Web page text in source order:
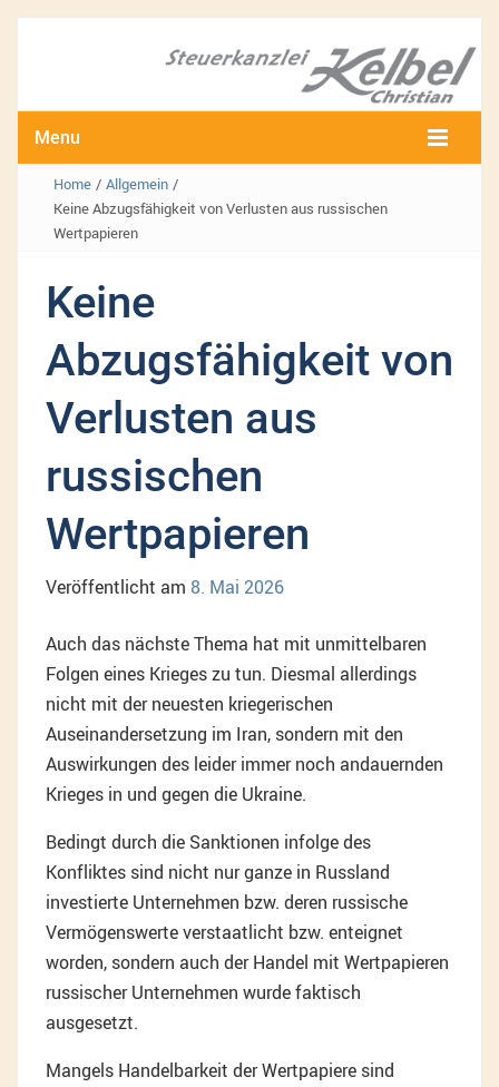
Menu
Home / Allgemein /
Keine Abzugsfähigkeit von Verlusten aus russischen
Wertpapieren
Keine
Abzugsfähigkeit von
Verlusten aus
russischen
Wertpapieren
Veröffentlicht am 8. Mai 2026
Auch das nächste Thema hat mit unmittelbaren
Folgen eines Krieges zu tun. Diesmal allerdings
nicht mit der neuesten kriegerischen
Auseinandersetzung im Iran, sondern mit den
Auswirkungen des leider immer noch andauernden
Krieges in und gegen die Ukraine.
Bedingt durch die Sanktionen infolge des
Konfliktes sind nicht nur ganze in Russland
investierte Unternehmen bzw. deren russische
Vermögenswerte verstaatlicht bzw. enteignet
worden, sondern auch der Handel mit Wertpapieren
russischer Unternehmen wurde faktisch
ausgesetzt.
Mangels Handelbarkeit der Wertpapiere sind